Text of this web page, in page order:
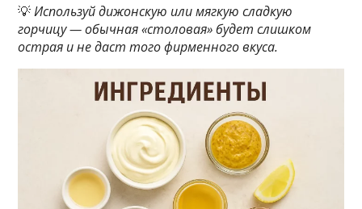
💡Используй дижонскую или мягкую сладкую
горчицу — обычная «столовая» будет слишком
острая и не даст того фирменного вкуса.